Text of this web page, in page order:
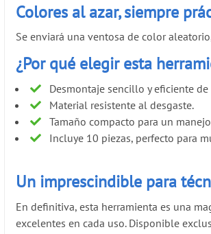
Colores al azar, siempre
Se enviará una ventosa de color
¿Por qué elegir esta
Desmontaje sencillo y eficiente
Material resistente al desgaste.
Tamaño compacto para un
Incluye 10 piezas, perfecto para
Un imprescindible para
En definitiva, esta herramienta es una
excelentes en cada uso. Disponible